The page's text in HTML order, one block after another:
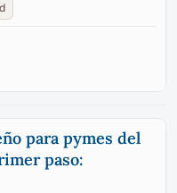
para pymes del
paso: